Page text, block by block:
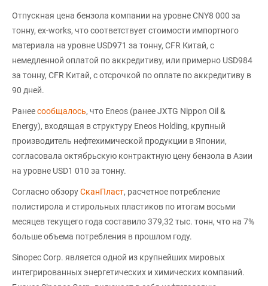
Отпускная цена бензола компании на уровне CNY8 000 за
тонну, ex-works, что соответствует стоимости импортного
материала на уровне USD971 за тонну, CFR Китай, с
немедленной оплатой по аккредитиву, или примерно USD984
за тонну, CFR Китай, с отсрочкой по оплате по аккредитиву в
90 дней.
Ранеесообщалось, что Eneos (ранее JXTG Nippon Oil &
Energy), входящая в структуру Eneos Holding, крупный
производитель нефтехимической продукции в Японии,
согласовала октябрьскую контрактную цену бензола в Азии
на уровне USD1 010 за тонну.
Согласно обзоруСканПласт, расчетное потребление
полистирола и стирольных пластиков по итогам восьми
месяцев текущего года составило 379,32 тыс. тонн, что на 7%
больше объема потребления в прошлом году.
Sinopec Corp. является одной из крупнейших мировых
интегрированных энергетических и химических компаний.